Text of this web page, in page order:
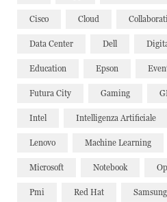
Cisco Cloud
Data Center Dell
Education Epson
Futura City Gaming
Intel Intelligenza Artificiale
Lenovo Machine Learning
Microsoft Notebook
Pmi Red Hat Samsung